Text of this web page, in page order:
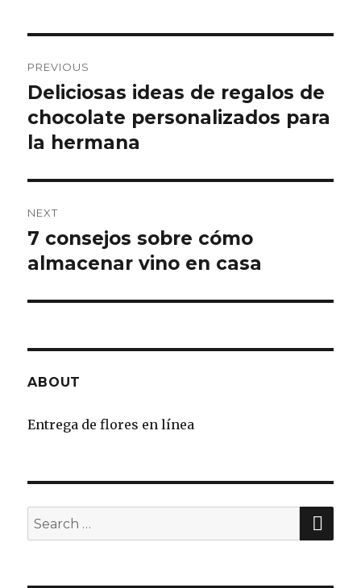
navigation
PREVIOUS
Previous
post:
Deliciosas ideas de regalos de
chocolate personalizados para
la hermana
NEXT
Next
post:
7 consejos sobre cómo
almacenar vino en casa
ABOUT
Entrega de flores en línea
Search
for: